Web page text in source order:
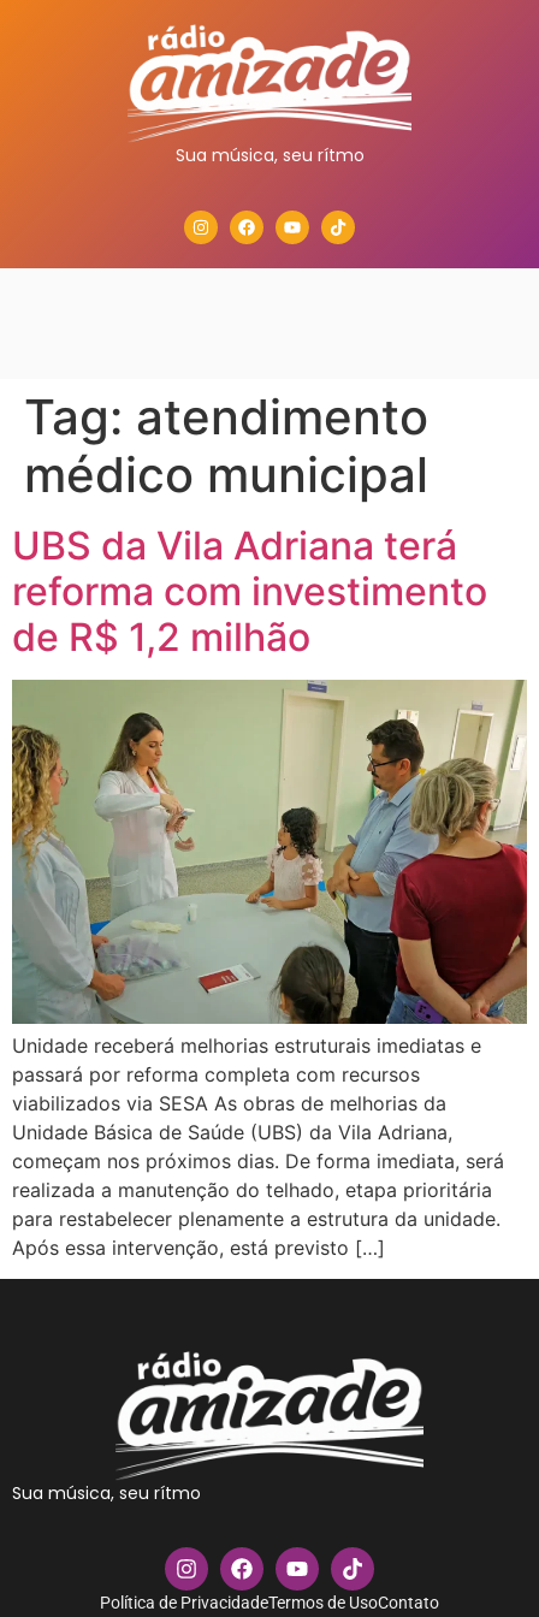
Sua música, seu rítmo
Tag: atendimento
médico municipal
UBS da Vila Adriana terá
reforma com investimento
de R$ 1,2 milhão
Unidade receberá melhorias estruturais imediatas e
passará por reforma completa com recursos
viabilizados via SESA As obras de melhorias da
Unidade Básica de Saúde (UBS) da Vila Adriana,
começam nos próximos dias. De forma imediata, será
realizada a manutenção do telhado, etapa prioritária
para restabelecer plenamente a estrutura da unidade.
Após essa intervenção, está previsto […]
Sua música, seu rítmo
Política de PrivacidadeTermos de UsoContato